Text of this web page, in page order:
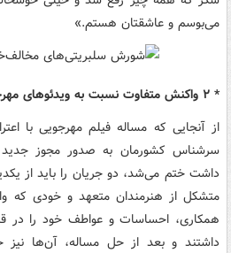
می‌بوسم و عاشقتان هستم.»
* ۲ واکنش متفاوت نسبت به ویدئوهای مهرجویی
از آنجایی که مساله فیلم مهرجویی با
سرشناس کشورمان به صدور مجوز جدید
داشت ختم می‌شد، دو جریان را باید از
متشکل از هنرمندان متعهد و خودی
همکاری، احساسات و عواطف خود را در
داشتند و بعد از حل مساله، آن‌ها